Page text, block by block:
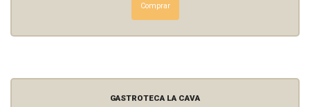
Comprar
GASTROTECA LA CAVA